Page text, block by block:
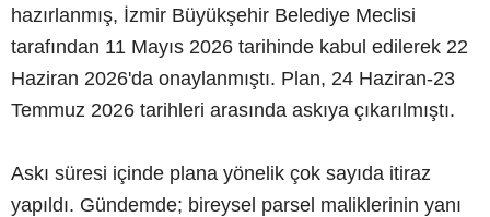
hazırlanmış, İzmir Büyükşehir Belediye Meclisi
tarafından 11 Mayıs 2026 tarihinde kabul edilerek 22
Haziran 2026'da onaylanmıştı. Plan, 24 Haziran-23
Temmuz 2026 tarihleri arasında askıya çıkarılmıştı.
Askı süresi içinde plana yönelik çok sayıda itiraz
yapıldı. Gündemde; bireysel parsel maliklerinin yanı